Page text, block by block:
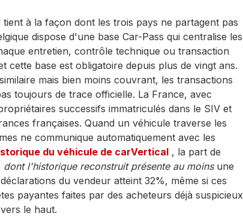
à la façon dont les trois pays ne partagent pas
dispose d'une base Car-Pass qui centralise les
entretien, contrôle technique ou transaction
cette base est obligatoire depuis plus de vingt ans.
mais bien moins couvrant, les transactions
toujours de trace officielle. La France, avec
successifs immatriculés dans le SIV et
françaises. Quand un véhicule traverse les
ne communique automatiquement avec les
du véhicule de carVertical , la part de
dont l'historique reconstruit présente au moinsune
du vendeur atteint 32%, même si ces
payantes faites par des acheteurs déjà suspicieux
le haut.